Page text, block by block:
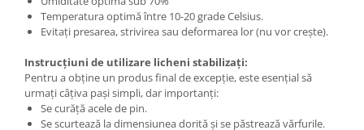
Temperatura optimă între 10-20 grade Celsius.
Evitați presarea, strivirea sau deformarea lor (nu vor crește).
Instrucțiuni de utilizare licheni stabilizați:
Pentru a obține un produs final de excepție, este esențial să
urmați câțiva pași simpli, dar importanți:
Se curăță acele de pin.
Se scurtează la dimensiunea dorită și se păstrează vărfurile.